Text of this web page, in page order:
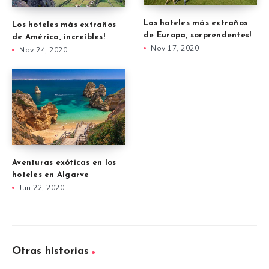
Los hoteles más extraños
de América, increíbles!
Nov 24, 2020
Los hoteles más extraños
de Europa, sorprendentes!
Nov 17, 2020
Aventuras exóticas en los
hoteles en Algarve
Jun 22, 2020
Otras historias